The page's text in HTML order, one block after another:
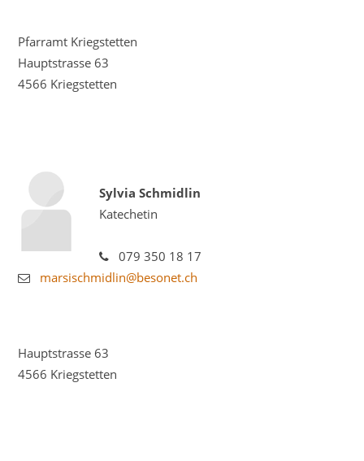
Pfarramt Kriegstetten
Hauptstrasse 63
4566 Kriegstetten
Sylvia Schmidlin
Katechetin
079 350 18 17
marsischmidlin@besonet.ch
Hauptstrasse 63
4566 Kriegstetten